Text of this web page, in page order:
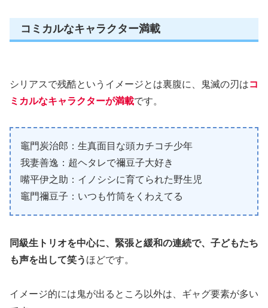
コミカルなキャラクター満載
シリアスで残酷というイメージとは裏腹に、鬼滅の刃はコ
ミカルなキャラクターが満載です。
竈門炭治郎：生真面目な頭カチコチ少年
我妻善逸：超ヘタレで禰豆子大好き
嘴平伊之助：イノシシに育てられた野生児
竈門禰豆子：いつも竹筒をくわえてる
同級生トリオを中心に、緊張と緩和の連続で、子どもたち
も声を出して笑う ほどです。
イメージ的には鬼が出るところ以外は、ギャグ要素が多い